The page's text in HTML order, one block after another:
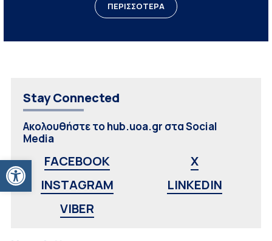
Ανοίξτε τη γραμμή εργαλείων
ΠΕΡΙΣΣΟΤΕΡΑ
Stay Connected
Ακολουθήστε το hub.uoa.gr στα Social
Media
FACEBOOK
X
INSTAGRAM
LINKEDIN
VIBER